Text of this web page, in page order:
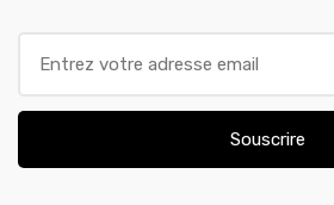
a
l
Souscrire